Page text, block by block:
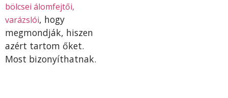
bölcsei álomfejtői,
varázslói, hogy
megmondják, hiszen
azért tartom őket.
Most bizonyíthatnak.